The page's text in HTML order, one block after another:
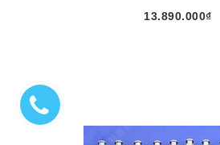
13.890.000₫